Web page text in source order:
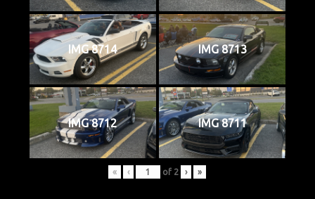
IMG 8714 IMG 8713
IMG 8712 IMG 8711
« ‹ of 2 › »